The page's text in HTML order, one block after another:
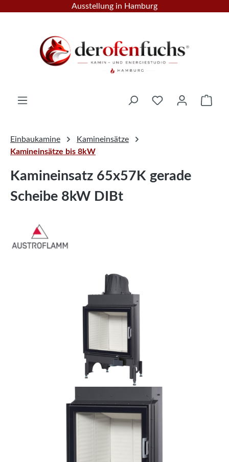
Zum Hauptinhalt springen
Ausstellung in Hamburg
Einbaukamine
Kamineinsätze
Kamineinsätze bis 8kW
Kamineinsatz 65x57K gerade
Scheibe 8kW DIBt